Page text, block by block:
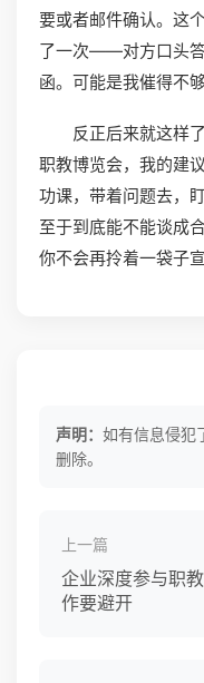
要或者邮件确认。这
了一次——对方口头
函。可能是我催得不够
反正后来就这样
职教博览会，我的建
功课，带着问题去，
至于到底能不能谈成
你不会再拎着一袋子
声明： 如有信息侵犯
删除。
上一篇
企业深度参与职
作要避开